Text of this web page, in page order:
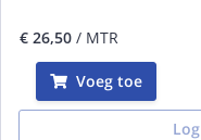
€ 26,50 / MTR
Voeg toe